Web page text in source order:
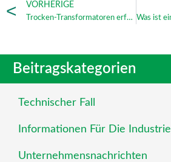
Beitragskategorien
Technischer Fall
Informationen Für Die Industrie
Unternehmensnachrichten
VORHERIGE
Trocken-Transformatoren erforschen: Unbesungene Helden der elektrischen Welt